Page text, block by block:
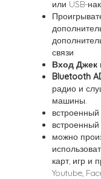
или USB-
связи
Вход Джек
Bluetooth
радио и
машины.
можно
карт, игр и
Youtube,